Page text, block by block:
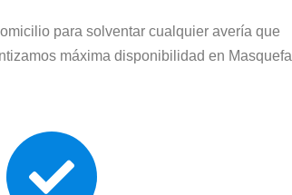
para solventar cualquier avería que
máxima disponibilidad en Masquefa